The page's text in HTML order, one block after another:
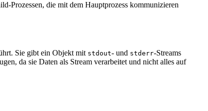
Prozessen, die mit dem Hauptprozess kommunizieren
Sie gibt ein Objekt mit stdout- und stderr-Streams
da sie Daten als Stream verarbeitet und nicht alles auf